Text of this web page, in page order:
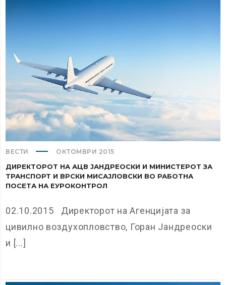
ВЕСТИ ОКТОМВРИ 2015
ДИРЕКТОРОТ НА АЦВ ЈАНДРЕОСКИ И МИНИСТЕРОТ ЗА
ТРАНСПОРТ И ВРСКИ МИСАЈЛОВСКИ ВО РАБОТНА
ПОСЕТА НА ЕУРОКОНТРОЛ
02.10.2015 Директорот на Агенцијата за
цивилно воздухопловство, Горан Јандреоски
и [...]